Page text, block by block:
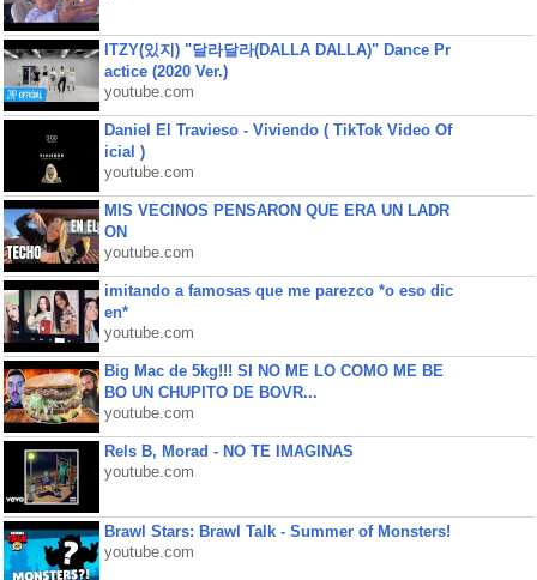
ITZY(있지) "달라달라(DALLA DALLA)" Dance Pr
actice (2020 Ver.)
youtube.com
Daniel El Travieso - Viviendo ( TikTok Video Of
icial )
youtube.com
MIS VECINOS PENSARON QUE ERA UN LADR
ON
youtube.com
imitando a famosas que me parezco *o eso dic
en*
youtube.com
Big Mac de 5kg!!! SI NO ME LO COMO ME BE
BO UN CHUPITO DE BOVR...
youtube.com
Rels B, Morad - NO TE IMAGINAS
youtube.com
Brawl Stars: Brawl Talk - Summer of Monsters!
youtube.com